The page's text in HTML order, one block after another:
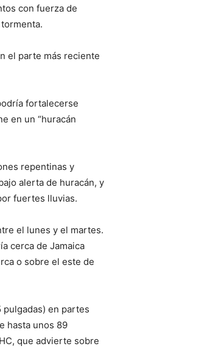
con fuerza de
el parte más reciente
fortalecerse
en un “huracán
repentinas y
alerta de huracán, y
fuertes lluvias.
el lunes y el martes.
cerca de Jamaica
o sobre el este de
en partes
hasta unos 89
que advierte sobre